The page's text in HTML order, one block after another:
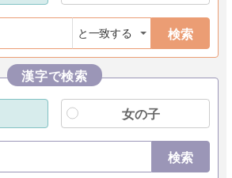
検索
漢字で検索
女の子
検索